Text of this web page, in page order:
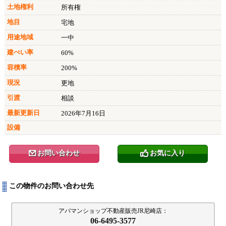
土地権利
所有権
地目
宅地
用途地域
一中
建ぺい率
60%
容積率
200%
現況
更地
引渡
相談
最新更新日
2026年7月16日
設備
@お問い合わせ 0お気に入り
この物件のお問い合わせ先
アパマンショップ不動産販売JR尼崎店：
06-6495-3577